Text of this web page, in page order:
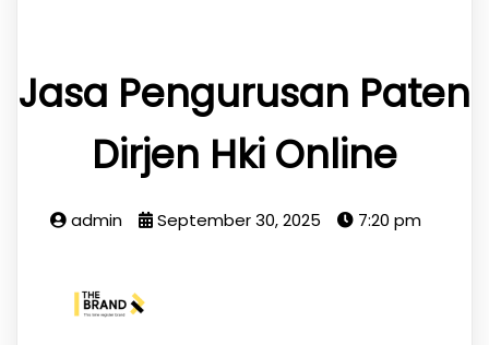
Jasa Pengurusan Paten
Dirjen Hki Online
admin September 30, 2025 7:20 pm